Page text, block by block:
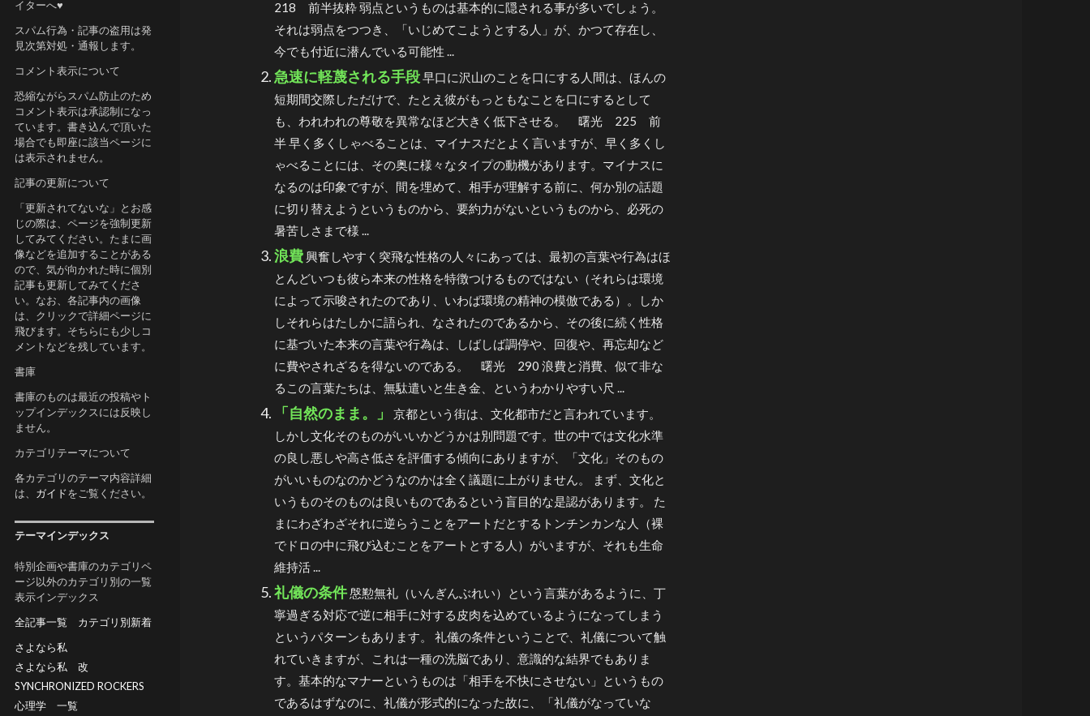
218 前半抜粋 弱点というものは基本的に隠される事が多いでしょう。
それは弱点をつつき、「いじめてこようとする人」が、かつて存在し、
今でも付近に潜んでいる可能性 ...
急速に軽蔑される手段早口に沢山のことを口にする人間は、ほんの
短期間交際しただけで、たとえ彼がもっともなことを口にするとして
も、われわれの尊敬を異常なほど大きく低下させる。 曙光 225 前
半 早く多くしゃべることは、マイナスだとよく言いますが、早く多くし
ゃべることには、その奥に様々なタイプの動機があります。マイナスに
なるのは印象ですが、間を埋めて、相手が理解する前に、何か別の話題
に切り替えようというものから、要約力がないというものから、必死の
暑苦しさまで様 ...
浪費興奮しやすく突飛な性格の人々にあっては、最初の言葉や行為はほ
とんどいつも彼ら本来の性格を特徴つけるものではない（それらは環境
によって示唆されたのであり、いわば環境の精神の模倣である）。しか
しそれらはたしかに語られ、なされたのであるから、その後に続く性格
に基づいた本来の言葉や行為は、しばしば調停や、回復や、再忘却など
に費やされざるを得ないのである。 曙光 290 浪費と消費、似て非な
るこの言葉たちは、無駄遣いと生き金、というわかりやすい尺 ...
「自然のまま。」
京都という街は、文化都市だと言われています。
しかし文化そのものがいいかどうかは別問題です。世の中では文化水準
の良し悪しや高さ低さを評価する傾向にありますが、「文化」そのもの
がいいものなのかどうなのかは全く議題に上がりません。 まず、文化と
いうものそのものは良いものであるという盲目的な是認があります。 た
まにわざわざそれに逆らうことをアートだとするトンチンカンな人（裸
でドロの中に飛び込むことをアートとする人）がいますが、それも生命
維持活 ...
礼儀の条件慇懃無礼（いんぎんぶれい）という言葉があるように、丁
寧過ぎる対応で逆に相手に対する皮肉を込めているようになってしまう
というパターンもあります。 礼儀の条件ということで、礼儀について触
れていきますが、これは一種の洗脳であり、意識的な結界でもありま
す。基本的なマナーというものは「相手を不快にさせない」というもの
であるはずなのに、礼儀が形式的になった故に、「礼儀がなっていな
イターへ♥
スパム行為・記事の盗用は発
見次第対処・通報します。
コメント表示について
恐縮ながらスパム防止のため
コメント表示は承認制になっ
ています。書き込んで頂いた
場合でも即座に該当ページに
は表示されません。
記事の更新について
「更新されてないな」とお感
じの際は、ページを強制更新
してみてください。たまに画
像などを追加することがある
ので、気が向かれた時に個別
記事も更新してみてくださ
い。なお、各記事内の画像
は、クリックで詳細ページに
飛びます。そちらにも少しコ
メントなどを残しています。
書庫
書庫のものは最近の投稿やト
ップインデックスには反映し
ません。
カテゴリテーマについて
各カテゴリのテーマ内容詳細
は、 ガイドをご覧ください。
テーマインデックス
特別企画や書庫のカテゴリペ
ージ以外のカテゴリ別の一覧
表示インデックス
全記事一覧
カテゴリ別新着
さよなら私
さよなら私 改
SYNCHRONIZED ROCKERS
心理学 一覧